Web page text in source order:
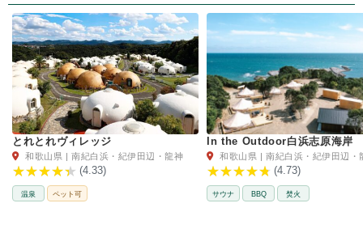
とれとれヴィレッジ
和歌山県 | 南紀白浜・紀伊田辺・龍神
(4.33)
温泉 ペット可
In the Outdoor白浜志原海岸
和歌山県 | 南紀白浜・紀伊田辺・
(4.73)
サウナ BBQ 焚火